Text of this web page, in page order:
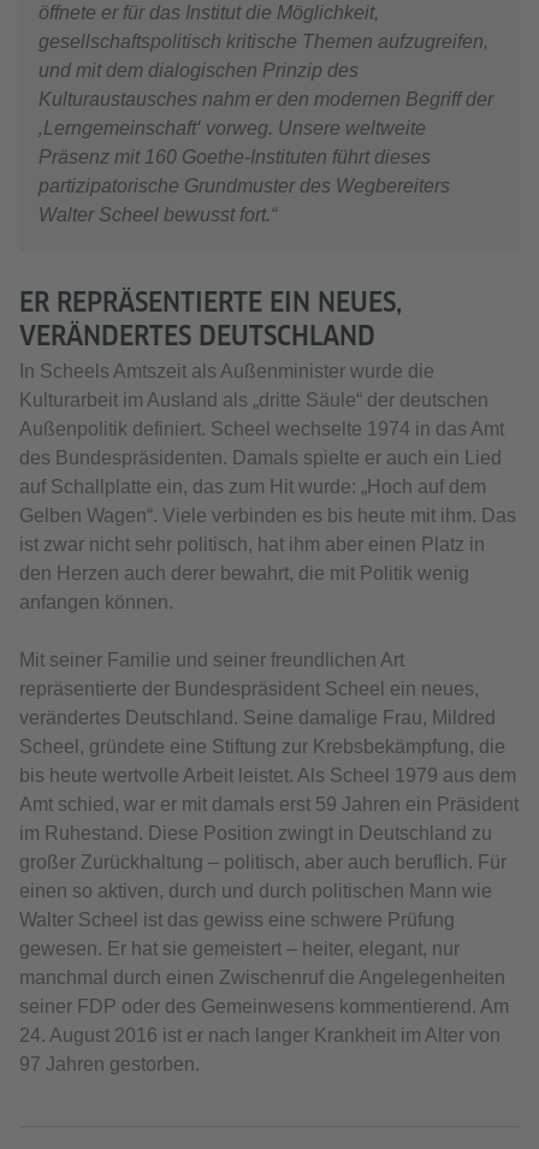
öffnete er für das Institut die Möglichkeit,
gesellschaftspolitisch kritische Themen aufzugreifen,
und mit dem dialogischen Prinzip des
Kulturaustausches nahm er den modernen Begriff der
‚Lerngemeinschaft‘ vorweg. Unsere weltweite
Präsenz mit 160 Goethe-Instituten führt dieses
partizipatorische Grundmuster des Wegbereiters
Walter Scheel bewusst fort.“
ER REPRÄSENTIERTE EIN NEUES,
VERÄNDERTES DEUTSCHLAND
In Scheels Amtszeit als Außenminister wurde die
Kulturarbeit im Ausland als „dritte Säule“ der deutschen
Außenpolitik definiert. Scheel wechselte 1974 in das Amt
des Bundespräsidenten. Damals spielte er auch ein Lied
auf Schallplatte ein, das zum Hit wurde: „Hoch auf dem
Gelben Wagen“. Viele verbinden es bis heute mit ihm. Das
ist zwar nicht sehr politisch, hat ihm aber einen Platz in
den Herzen auch derer bewahrt, die mit Politik wenig
anfangen können.
Mit seiner Familie und seiner freundlichen Art
repräsentierte der Bundespräsident Scheel ein neues,
verändertes Deutschland. Seine damalige Frau, Mildred
Scheel, gründete eine Stiftung zur Krebsbekämpfung, die
bis heute wertvolle Arbeit leistet. Als Scheel 1979 aus dem
Amt schied, war er mit damals erst 59 Jahren ein Präsident
im Ruhestand. Diese Position zwingt in Deutschland zu
großer Zurückhaltung – politisch, aber auch beruflich. Für
einen so aktiven, durch und durch politischen Mann wie
Walter Scheel ist das gewiss eine schwere Prüfung
gewesen. Er hat sie gemeistert – heiter, elegant, nur
manchmal durch einen Zwischenruf die Angelegenheiten
seiner FDP oder des Gemeinwesens kommentierend. Am
24. August 2016 ist er nach langer Krankheit im Alter von
97 Jahren gestorben.